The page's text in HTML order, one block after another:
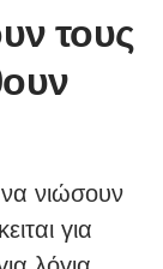
τους
νιώσουν
για